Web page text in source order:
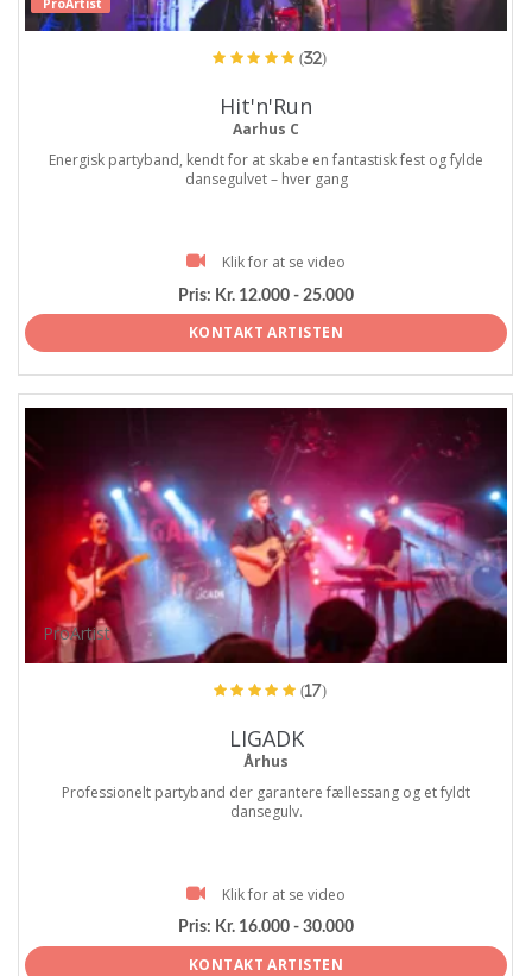
ProArtist
(32)
Hit'n'Run
Aarhus C
Energisk partyband, kendt for at skabe en fantastisk fest og fylde
dansegulvet – hver gang
Klik for at se video
Pris: Kr. 12.000 - 25.000
KONTAKT ARTISTEN
ProArtist
(17)
LIGADK
Århus
Professionelt partyband der garantere fællessang og et fyldt
dansegulv.
Klik for at se video
Pris: Kr. 16.000 - 30.000
KONTAKT ARTISTEN